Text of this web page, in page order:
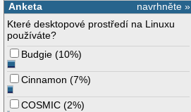
navrhněte »
Anketa
Které desktopové prostředí na Linuxu
používáte?
Budgie (10%)
Cinnamon (7%)
COSMIC (2%)